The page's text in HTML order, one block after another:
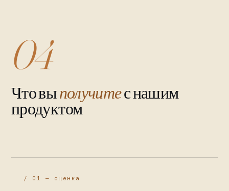
04
Что выполучитес нашим
продуктом
/ 01 — оценка